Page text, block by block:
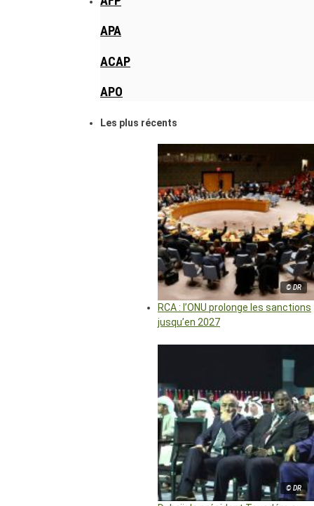
APA
ACAP
APO
Les plus récents
© DR
RCA : l’ONU prolonge les sanctions
jusqu’en 2027
© DR